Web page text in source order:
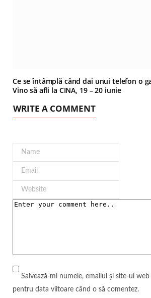
Ce se întâmplă când dai unui telefon o
Vino să afli la CINA, 19 – 20 iunie
WRITE A COMMENT
Salvează-mi numele, emailul și site-ul
pentru data viitoare când o să comentez.